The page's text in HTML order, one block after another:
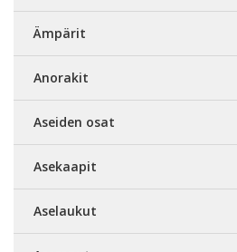
Ämpärit
Anorakit
Aseiden osat
Asekaapit
Aselaukut